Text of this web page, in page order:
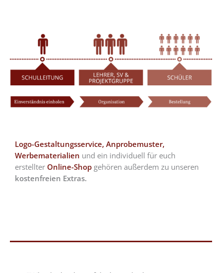
Logo-Gestaltungsservice, Anprobemuster,
Werbematerialien und ein individuell für euch
erstellter Online-Shop gehören außerdem zu unseren
kostenfreien Extras.